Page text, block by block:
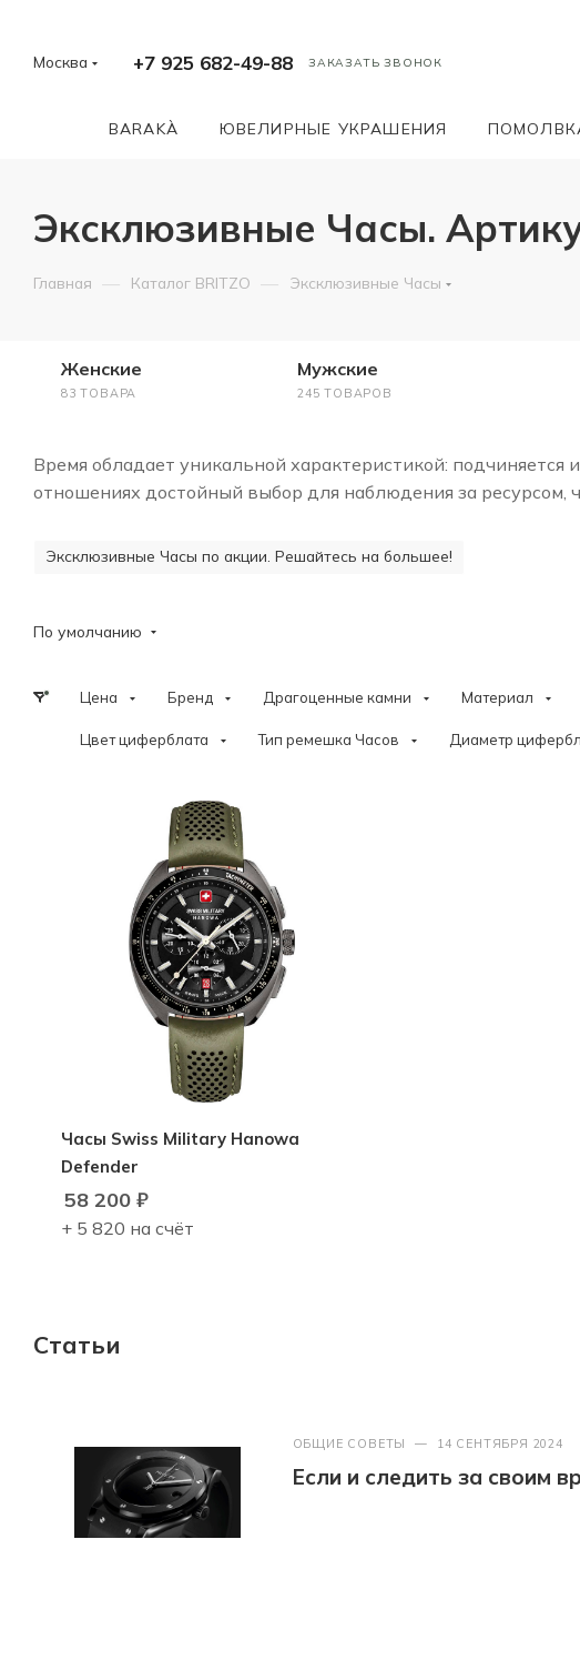
Москва +7 925 682-49-88 ЗАКАЗАТЬ ЗВОНОК
BARAKÀ ЮВЕЛИРНЫЕ УКРАШЕНИЯ
Эксклюзивные Часы.
Главная — Каталог BRITZO — Эксклюзивные Часы
Женские
83 ТОВАРА
Мужские
245 ТОВАРОВ
Время обладает уникальной характеристикой:
отношениях достойный выбор для наблюдения за ресурсом,
Эксклюзивные Часы по акции. Решайтесь на большее!
По умолчанию
Цена Бренд Драгоценные камни Материал
Цвет циферблата Тип ремешка Часов Диаметр
Часы Swiss Military Hanowa
Defender
58 200 ₽
+ 5 820 на счёт
Статьи
ОБЩИЕ СОВЕТЫ — 14 СЕНТЯБРЯ 2024
Если и следить за своим